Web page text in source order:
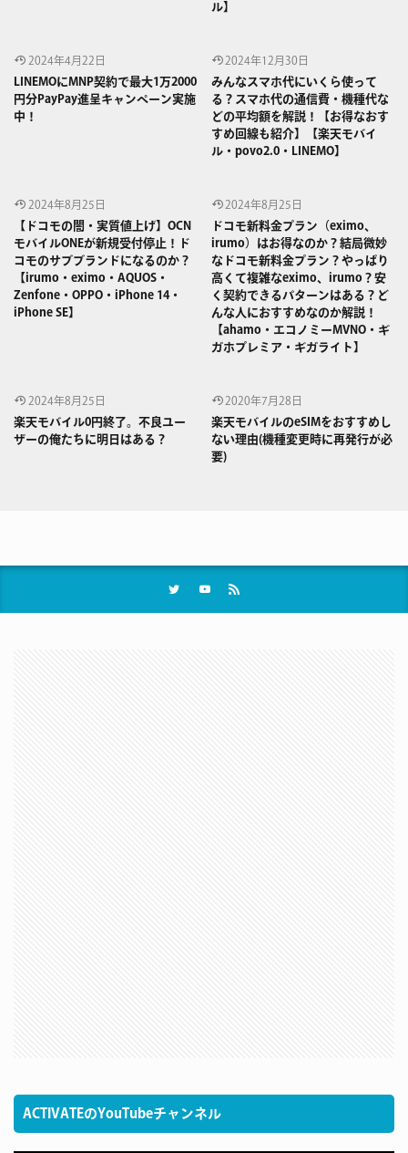
ル】
2024年4月22日
LINEMOにMNP契約で最大1万2000
円分PayPay進呈キャンペーン実施
中！
2024年12月30日
みんなスマホ代にいくら使って
る？スマホ代の通信費・機種代な
どの平均額を解説！【お得なおす
すめ回線も紹介】【楽天モバイ
ル・povo2.0・LINEMO】
2024年8月25日
【ドコモの闇・実質値上げ】OCN
モバイルONEが新規受付停止！ド
コモのサブブランドになるのか？
【irumo・eximo・AQUOS・
Zenfone・OPPO・iPhone 14・
iPhone SE】
2024年8月25日
ドコモ新料金プラン（eximo、
irumo）はお得なのか？結局微妙
なドコモ新料金プラン？やっぱり
高くて複雑なeximo、irumo？安
く契約できるパターンはある？ど
んな人におすすめなのか解説！
【ahamo・エコノミーMVNO・ギ
ガホプレミア・ギガライト】
2024年8月25日
楽天モバイル0円終了。不良ユー
ザーの俺たちに明日はある？
2020年7月28日
楽天モバイルのeSIMをおすすめし
ない理由(機種変更時に再発行が必
要)
ACTIVATEのYouTubeチャンネル